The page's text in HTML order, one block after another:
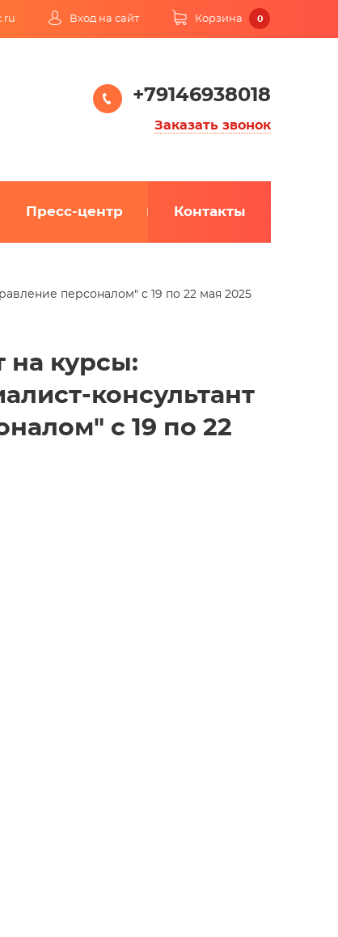
Вход на сайт Корзина 0
+79146938018
Заказать звонок
Пресс-центр Контакты
персоналом" с 19 по 22 мая 2025
на курсы:
консультант
с 19 по 22